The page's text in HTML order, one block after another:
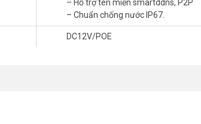
– Hỗ trợ tên miền smartddns, P2P
– Chuẩn chống nước IP67.
DC12V/POE